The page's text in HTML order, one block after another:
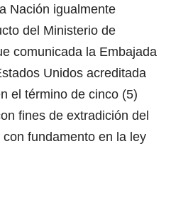
Nación igualmente
del Ministerio de
comunicada la Embajada
Unidos acreditada
el término de cinco (5)
fines de extradición del
fundamento en la ley